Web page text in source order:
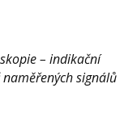
– indikační
signálů